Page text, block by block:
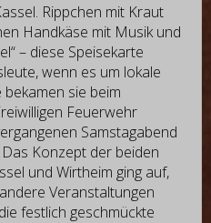
Rippchen mit Kraut
Handkäse mit Musik und
– diese Speisekarte
wenn es um lokale
sie beim
Feuerwehr
Samstagabend
Konzept der beiden
und Wirtheim ging auf,
Veranstaltungen
festlich geschmückte